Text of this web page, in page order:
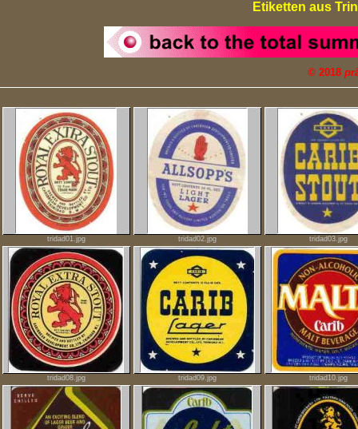
Etiketten aus
© 2018
tridad01.jpg tridad02.jpg tridad03.jpg
tridad08.jpg tridad09.jpg tridad10.jpg